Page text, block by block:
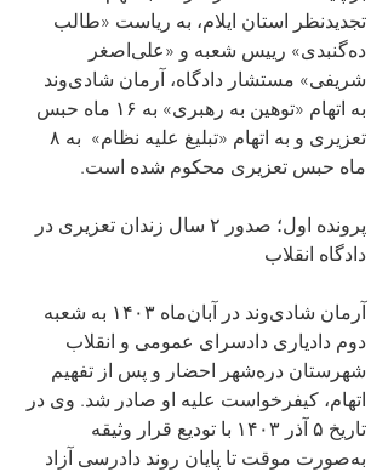
تجدیدنظر استان ایلام، به ریاست «طالب
ده‌گنبدی» رییس شعبه و «علی‌اصغر
شریفی» مستشار دادگاه، آرمان شادی‌وند
به اتهام «توهین به رهبری» به ۱۶ ماه حبس
ماه حبس تعزیری محکوم شده است.
پرونده اول؛ صدور ۲ سال زندان تعزیری در
دادگاه انقلاب
آرمان شادی‌وند در آبان‌ماه ۱۴۰۳ به شعبه
دوم دادیاری دادسرای عمومی و انقلاب
شهرستان دره‌شهر احضار و پس از تفهیم
اتهام، کیفرخواست علیه او صادر شد. وی در
تاریخ ۵ آذر ۱۴۰۳ با تودیع قرار وثیقه
به‌صورت موقت تا پایان روند دادرسی آزاد